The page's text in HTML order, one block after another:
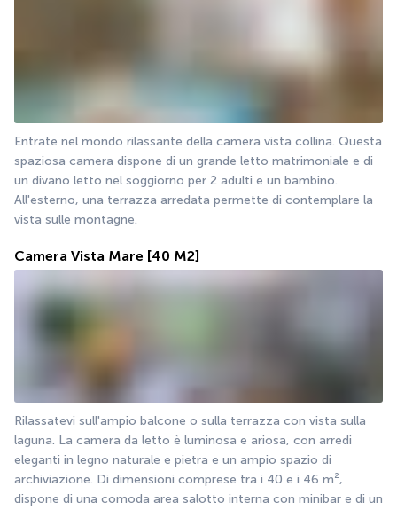
Entrate nel mondo rilassante della camera vista collina. Questa
spaziosa camera dispone di un grande letto matrimoniale e di
un divano letto nel soggiorno per 2 adulti e un bambino.
All'esterno, una terrazza arredata permette di contemplare la
vista sulle montagne.
Camera Vista Mare [40 M2]
Rilassatevi sull'ampio balcone o sulla terrazza con vista sulla
laguna. La camera da letto è luminosa e ariosa, con arredi
eleganti in legno naturale e pietra e un ampio spazio di
archiviazione. Di dimensioni comprese tra i 40 e i 46 m²,
dispone di una comoda area salotto interna con minibar e di un